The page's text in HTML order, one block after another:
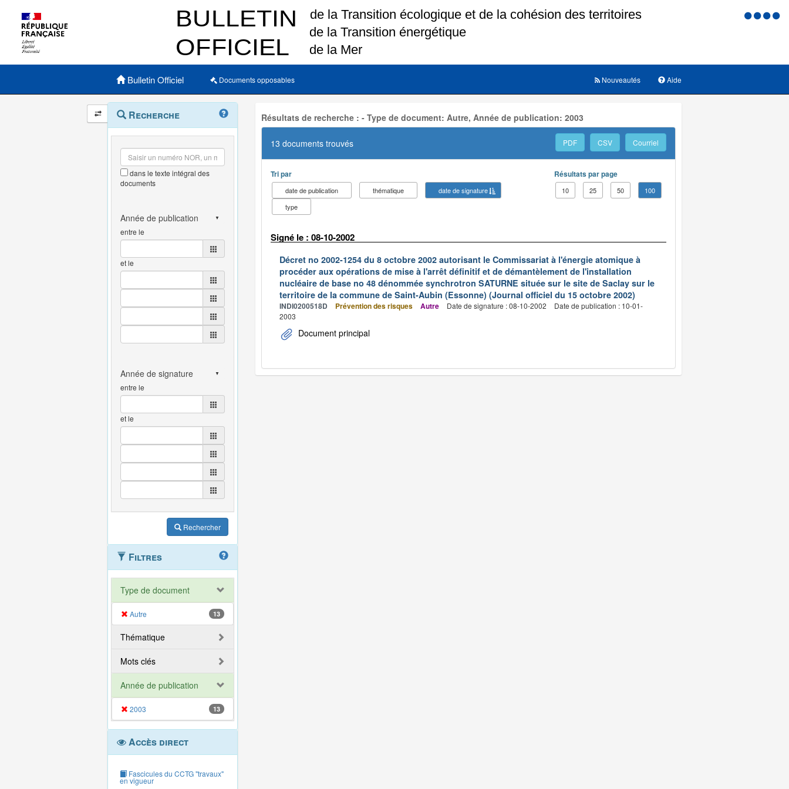
Menu
Menu principal
Bulletin Officiel Documents opposables Aide
Nouveautés
Navigation
et
outils
annexes
Menu
contextuel
Recherche
dans le texte intégral des
documents
entre le
et le
entre le
et le
Rechercher
Filtres
Type de document
Autre 13
Thématique
Mots clés
Année de publication
2003 13
Accès direct
Fascicules du CCTG "travaux"
en vigueur
Résultats de recherche : - Type de document: Autre, Année de publication: 2003
13 documents trouvés PDF CSV Courriel
Tri par
date de publication thématique
date de signature
type
Résultats par page
10 25 50 100
Signé le : 08-10-2002
Décret no 2002-1254 du 8 octobre 2002 autorisant le Commissariat à l'énergie atomique à
procéder aux opérations de mise à l'arrêt définitif et de démantèlement de l'installation
nucléaire de base no 48 dénommée synchrotron SATURNE située sur le site de Saclay sur le
territoire de la commune de Saint-Aubin (Essonne) (Journal officiel du 15 octobre 2002)
INDI0200518D Prévention des risques Autre Date de signature : 08-10-2002
Date de publication : 10-01-
2003
Document principal